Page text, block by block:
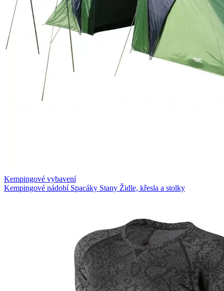
Kempingové vybavení
Kempingové nádobí Spacáky Stany Židle, křesla a stolky